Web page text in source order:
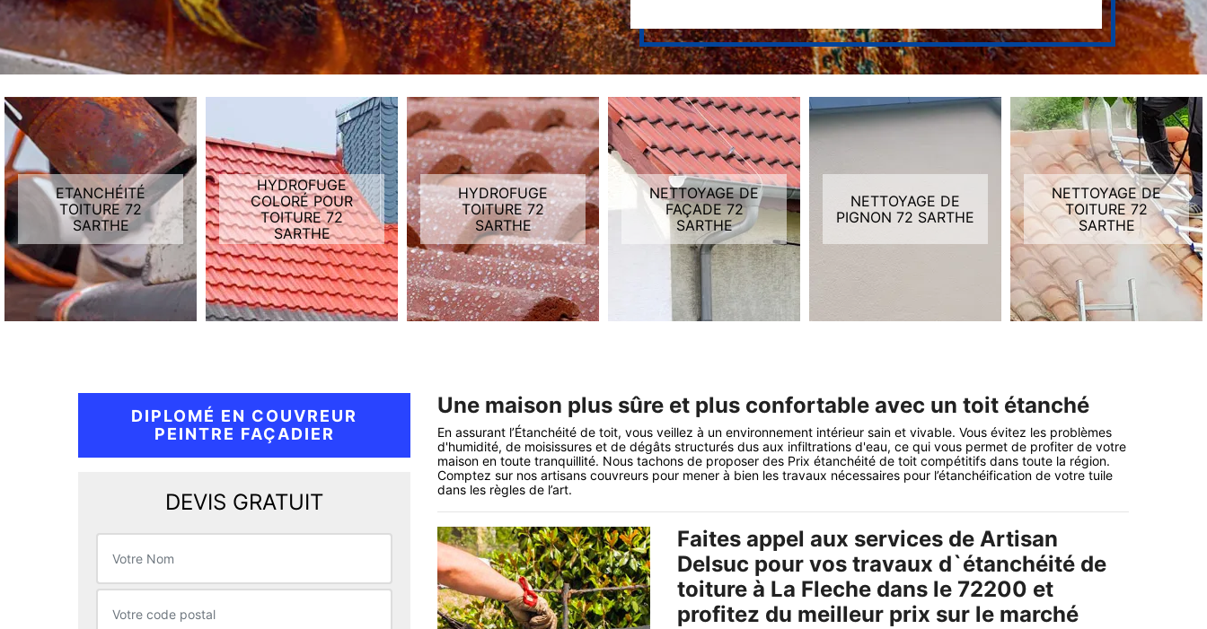
ETANCHÉITÉ
TOITURE 72
SARTHE
HYDROFUGE
COLORÉ POUR
TOITURE 72
SARTHE
HYDROFUGE
TOITURE 72
SARTHE
NETTOYAGE DE
FAÇADE 72
SARTHE
NETTOYAGE DE
PIGNON 72 SARTHE
NETTOYAGE DE
TOITURE 72
SARTHE
DIPLOMÉ EN COUVREUR
PEINTRE FAÇADIER
DEVIS GRATUIT
Une maison plus sûre et plus confortable avec un toit étanché
En assurant l’Étanchéité de toit, vous veillez à un environnement intérieur sain et vivable. Vous évitez les problèmes
d'humidité, de moisissures et de dégâts structurés dus aux infiltrations d'eau, ce qui vous permet de profiter de votre
maison en toute tranquillité. Nous tachons de proposer des Prix étanchéité de toit compétitifs dans toute la région.
Comptez sur nos artisans couvreurs pour mener à bien les travaux nécessaires pour l’étanchéification de votre tuile
dans les règles de l’art.
Faites appel aux services de Artisan
Delsuc pour vos travaux d`étanchéité de
toiture à La Fleche dans le 72200 et
profitez du meilleur prix sur le marché